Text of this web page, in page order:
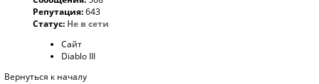
Репутация:643
Статус: Не в сети
Сайт
Diablo III
Вернуться к началу